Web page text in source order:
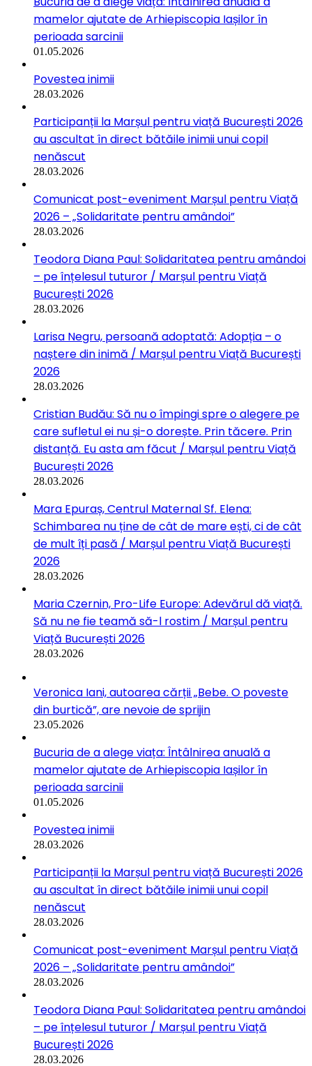
mamelor ajutate de Arhiepiscopia Iașilor în
perioada sarcinii
01.05.2026
Povestea inimii
28.03.2026
Participanții la Marșul pentru viață București 2026
au ascultat în direct bătăile inimii unui copil
nenăscut
28.03.2026
Comunicat post-eveniment Marșul pentru Viață
2026 – „Solidaritate pentru amândoi”
28.03.2026
Teodora Diana Paul: Solidaritatea pentru amândoi
– pe înțelesul tuturor / Marșul pentru Viață
București 2026
28.03.2026
Larisa Negru, persoană adoptată: Adopția – o
naștere din inimă / Marșul pentru Viață București
2026
28.03.2026
Cristian Budău: Să nu o împingi spre o alegere pe
care sufletul ei nu și-o dorește. Prin tăcere. Prin
distanță. Eu asta am făcut / Marșul pentru Viață
București 2026
28.03.2026
Mara Epuraș, Centrul Maternal Sf. Elena:
Schimbarea nu ține de cât de mare ești, ci de cât
de mult îți pasă / Marșul pentru Viață București
2026
28.03.2026
Maria Czernin, Pro-Life Europe: Adevărul dă viață.
Să nu ne fie teamă să-l rostim / Marșul pentru
Viață București 2026
28.03.2026
Veronica Iani, autoarea cărții „Bebe. O poveste
din burtică”, are nevoie de sprijin
23.05.2026
Bucuria de a alege viața: Întâlnirea anuală a
mamelor ajutate de Arhiepiscopia Iașilor în
perioada sarcinii
01.05.2026
Povestea inimii
28.03.2026
Participanții la Marșul pentru viață București 2026
au ascultat în direct bătăile inimii unui copil
nenăscut
28.03.2026
Comunicat post-eveniment Marșul pentru Viață
2026 – „Solidaritate pentru amândoi”
28.03.2026
Teodora Diana Paul: Solidaritatea pentru amândoi
– pe înțelesul tuturor / Marșul pentru Viață
București 2026
28.03.2026